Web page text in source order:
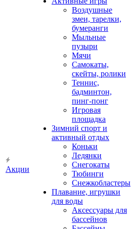
Акции
Воздушные
змеи, тарелки,
бумеранги
Мыльные
пузыри
Мячи
Самокаты,
скейты, ролики
Теннис,
бадминтон,
пинг-понг
Игровая
площадка
Зимний спорт и
активный отдых
Коньки
Ледянки
Снегокаты
Тюбинги
Снежкобластеры
Плавание, игрушки
для воды
Аксессуары для
бассейнов